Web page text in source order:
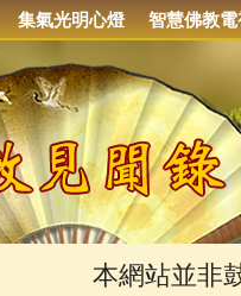
集氣光明心燈 智慧佛教電
本網站並非鼓